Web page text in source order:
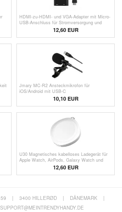
HDMI-zu-HDMI- und VGA-Adapter mit Micro-
USB-Anschluss für Stromversorgung und
3.5mm-Audiobuchse12,60EUR
Jmary MC-R2 Ansteckmikrofon für
iOS/Android mit USB-C
10,10 EUR
U30 Magnetisches kabelloses Ladegerät für
Apple Watch, AirPods, Galaxy Watch und
Pixel Watch - Weiß12,60 EUR
| 3400 HILLERØD | DÄNEMARK
|
SUPPORT@MEINTRENDYHANDY.DE